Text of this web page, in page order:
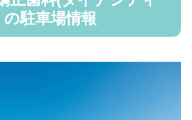
駐車場情報